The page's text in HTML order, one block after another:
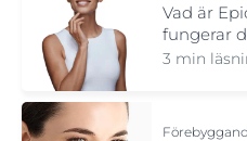
Vad är
fungerar
3 min